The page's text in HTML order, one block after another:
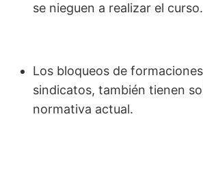
se nieguen a realizar el curso.
Los bloqueos de
sindicatos, también tienen
normativa actual.